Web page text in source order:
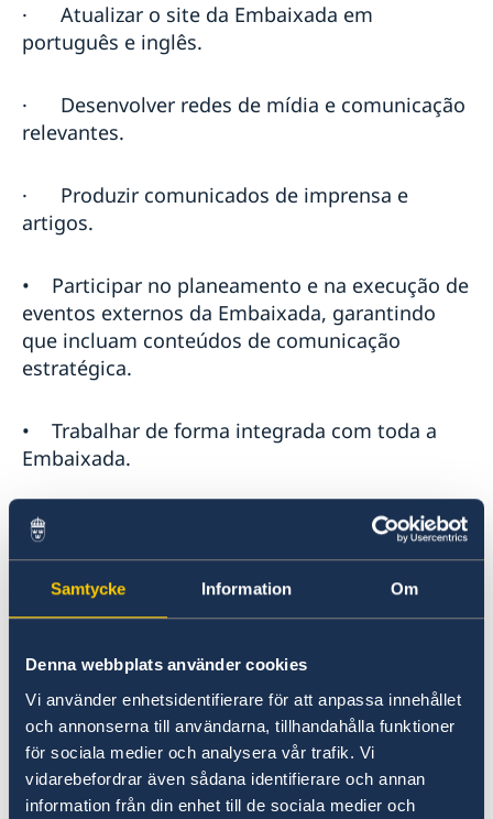
Samtycke Information Om
Denna webbplats använder cookies
Vi använder enhetsidentifierare för att anpassa innehållet
och annonserna till användarna, tillhandahålla funktioner
för sociala medier och analysera vår trafik. Vi
vidarebefordrar även sådana identifierare och annan
information från din enhet till de sociala medier och
· Atualizar o site da Embaixada em
português e inglês.
· Desenvolver redes de mídia e comunicação
relevantes.
· Produzir comunicados de imprensa e
artigos.
• Participar no planeamento e na execução de
eventos externos da Embaixada, garantindo
que incluam conteúdos de comunicação
estratégica.
• Trabalhar de forma integrada com toda a
Embaixada.
Perfil
comunicação, jornalismo, relações públicas ou
gestão de redes sociais.
·Experiência profissional num ambiente
relevante (por exemplo embaixada,